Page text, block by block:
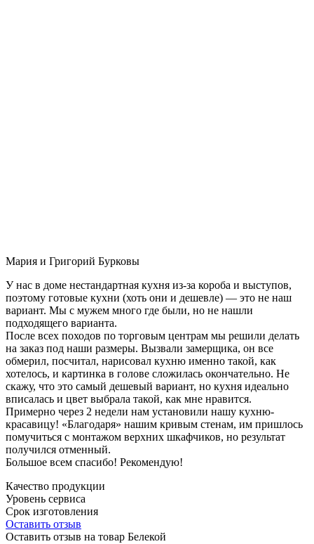
Мария и Григорий Бурковы
У нас в доме нестандартная кухня из-за короба и выступов,
поэтому готовые кухни (хоть они и дешевле) — это не наш
вариант. Мы с мужем много где были, но не нашли
подходящего варианта.
После всех походов по торговым центрам мы решили делать
на заказ под наши размеры. Вызвали замерщика, он все
обмерил, посчитал, нарисовал кухню именно такой, как
хотелось, и картинка в голове сложилась окончательно. Не
скажу, что это самый дешевый вариант, но кухня идеально
вписалась и цвет выбрала такой, как мне нравится.
Примерно через 2 недели нам установили нашу кухню-
красавицу! «Благодаря» нашим кривым стенам, им пришлось
помучиться с монтажом верхних шкафчиков, но результат
получился отменный.
Большое всем спасибо! Рекомендую!
Качество продукции
Уровень сервиса
Срок изготовления
Оставить отзыв
Оставить отзыв на товар Белекой